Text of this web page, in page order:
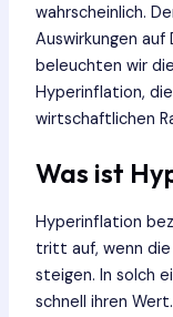
wahrscheinlich.
Auswirkungen
beleuchten wir
Hyperinflation,
wirtschaftlichen
Was ist
Hyperinflation
tritt auf, wenn die
steigen. In solch
schnell ihren